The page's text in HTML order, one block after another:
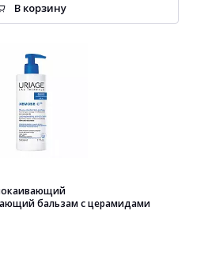
В корзину
бальзам с церамидами